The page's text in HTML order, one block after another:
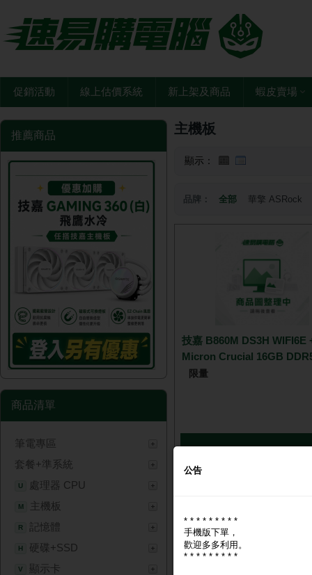
促銷活動 線上估價系統 新上架及商品 蝦皮賣場
推薦商品
商品清單
筆電專區
套餐+準系統
U 處理器 CPU
M 主機板
R 記憶體
H 硬碟+SSD
V
顯示卡
主機板
顯示：
品牌： 全部 華擎 ASRock
技嘉 B860M DS3H WIFI6E
Micron Crucial 16GB
限量
公告
* * * * * * * * *
手機版下單，
歡迎多多利用。
* * * * * * * * *